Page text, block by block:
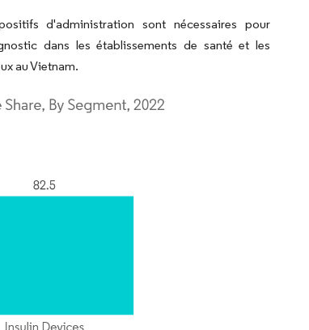
d'administration sont nécessaires pour
dans les établissements de santé et les
au Vietnam.